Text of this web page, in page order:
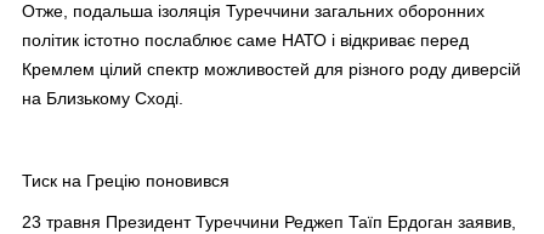
Отже, подальша ізоляція Туреччини загальних оборонних
політик істотно послаблює саме НАТО і відкриває перед
Кремлем цілий спектр можливостей для різного роду диверсій
на Близькому Сході.
Тиск на Грецію поновився
23 травня Президент Туреччини Реджеп Таїп Ердоган заявив,